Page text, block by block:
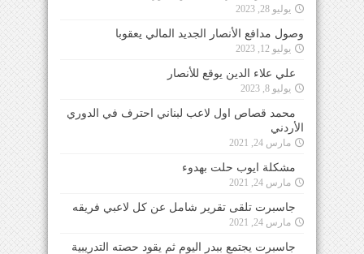
يوليو 28, 2023
وصول مدافع الأنصار الجديد المالي يعقوبا
يوليو 12, 2023
علي علاء الدين يوقع للأنصار
يوليو 8, 2023
محمد قصاص اول لاعب لبناني احترف في الدوري
الأردني
مارس 24, 2021
مشكلة ايوب حلت بهدوء
مارس 24, 2021
جاسبرت تلقى تقرير شامل عن كل لاعبي فريقه
مارس 24, 2021
جاسبرت يجتمع ببدر اليوم ثم يقود حصته التدريبية